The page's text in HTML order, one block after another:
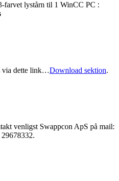
farvet lystårn til 1 WinCC PC :
via dette link…Download sektion.
venligst Swappcon ApS på mail: